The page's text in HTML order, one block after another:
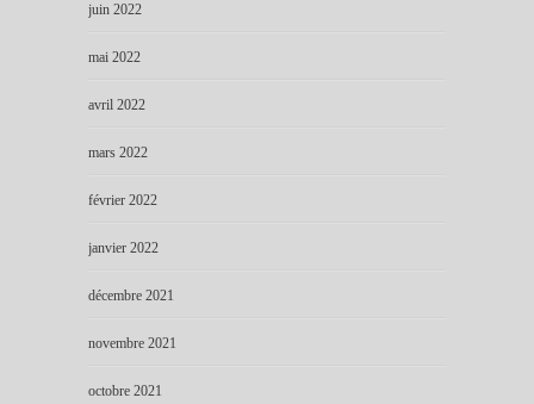
juin 2022
mai 2022
avril 2022
mars 2022
février 2022
janvier 2022
décembre 2021
novembre 2021
octobre 2021